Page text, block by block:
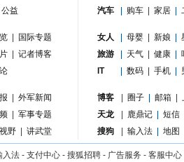
公益
国际专题
记者博客
外军新闻
军事专题
野 讲武堂
汽车
购车 家居
女人 母婴 新娘
旅游
天气 健康
IT
数码 手机
博客 圈子 邮箱
天龙
鹿鼎记
短信
搜狗
输入法 地图
入法 - 支付中心 - 搜狐招聘 - 广告服务 - 客服中心